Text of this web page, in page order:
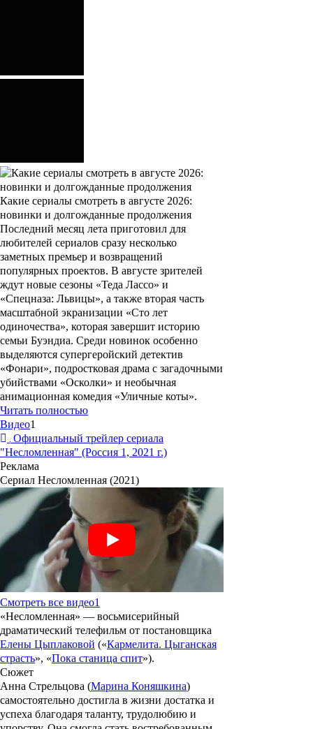
Какие сериалы смотреть в августе 2026:
новинки и долгожданные продолжения
Последний месяц лета приготовил для
любителей сериалов сразу несколько
заметных премьер и возвращений
популярных проектов. В августе зрителей
ждут новые сезоны «Теда Лассо» и
«Спецназа: Львицы», а также вторая часть
масштабной экранизации «Сто лет
одиночества», которая завершит историю
семьи Буэндиа. Среди новинок особенно
выделяются супергеройский детектив
«Фонари», подростковая драма с загадочными
убийствами «Осколки» и необычная
анимационная комедия «Уличные коты».
Читать полностью
Видео1
Официальный трейлер сериала
"Несломленная" (Россия 1, 2021 г.)
Реклама
Сериал Несломленная (2021)
Смотреть все видео1
«Несломленная» — восьмисерийный
драматический телефильм от постановщика
Елены Цыплаковой («Кармелита. Цыганская
страсть», «Пока станица спит»).
Сюжет
Анна Стрельцова (Марина Коняшкина)
самостоятельно достигла в жизни достатка и
успеха благодаря таланту, трудолюбию и